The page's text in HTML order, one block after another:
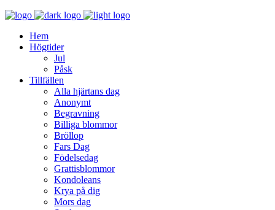
Hem
Högtider
Jul
Påsk
Tillfällen
Alla hjärtans dag
Anonymt
Begravning
Billiga blommor
Bröllop
Fars Dag
Födelsedag
Grattisblommor
Kondoleans
Krya på dig
Mors dag